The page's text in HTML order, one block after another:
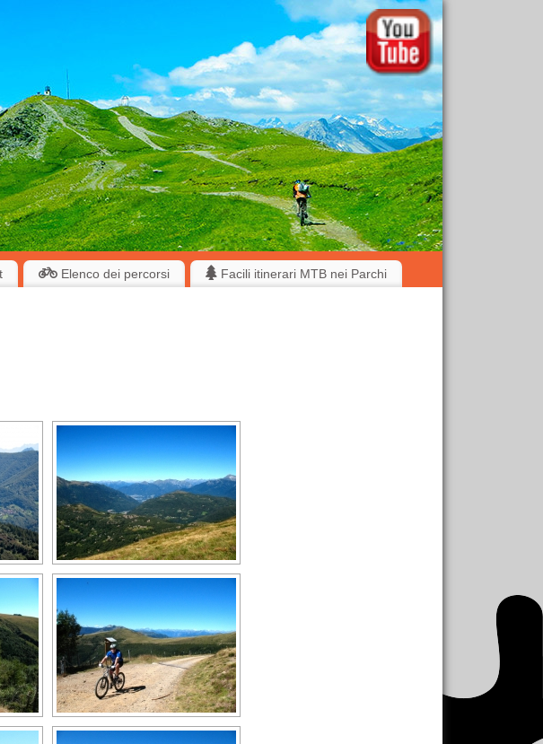
Elenco dei percorsi Facili itinerari MTB nei Parchi